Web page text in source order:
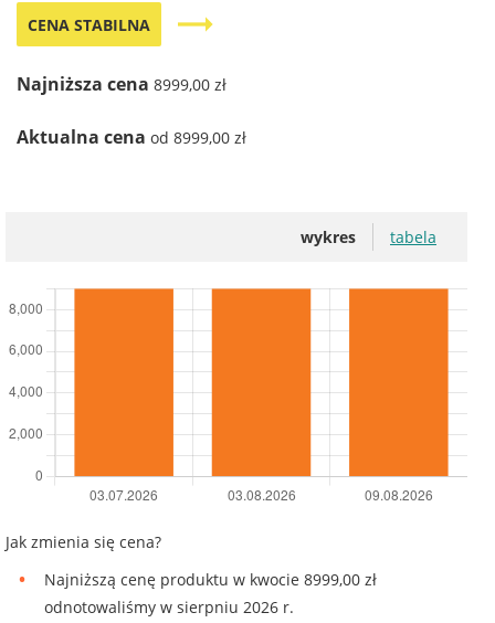
CENA STABILNA trending_flat
Najniższa cena 8999,00 zł
Aktualna cena od 8999,00 zł
wykres tabela
Jak zmienia się cena?
Najniższą cenę produktu w kwocie 8999,00 zł
odnotowaliśmy w sierpniu 2026 r.